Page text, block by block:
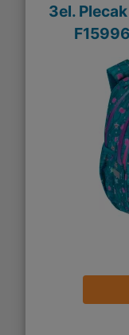
3el.